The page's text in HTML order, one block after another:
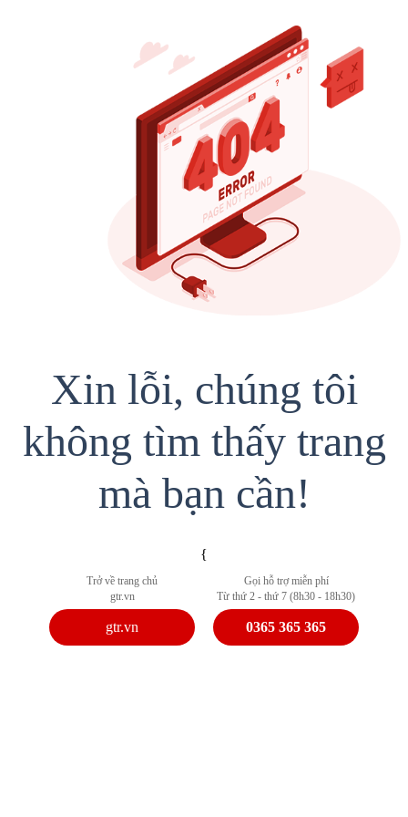
Xin lỗi, chúng tôi
không tìm thấy trang
mà bạn cần!
{
Trở về trang chủ
gtr.vn
gtr.vn
Gọi hỗ trợ miễn phí
Từ thứ 2 - thứ 7 (8h30 - 18h30)
0365 365 365